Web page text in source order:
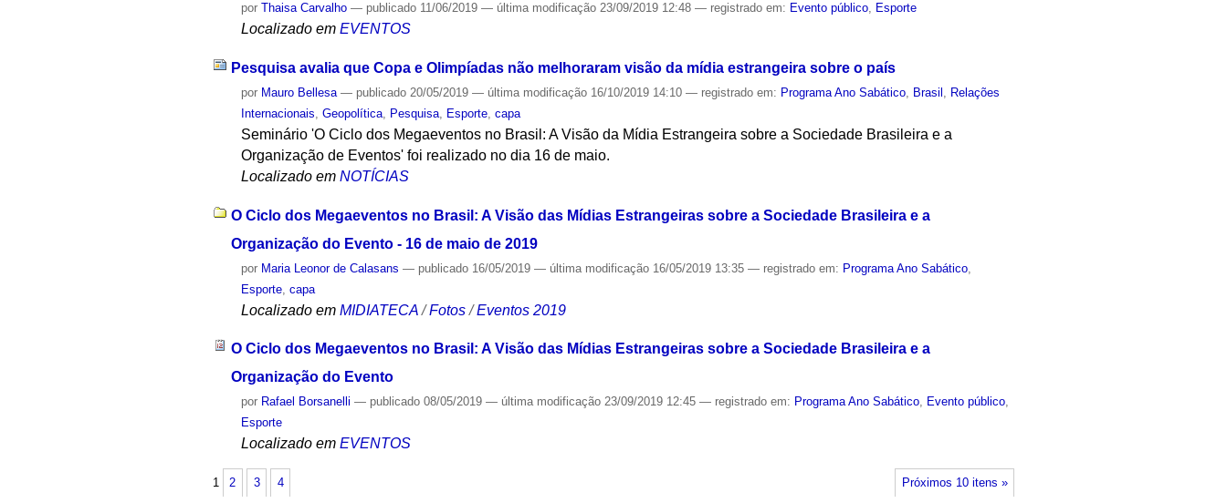
porThaisa Carvalho — publicado 11/06/2019— última modificação 23/09/2019 12:48— registrado em: Evento público, Esporte
Localizado em EVENTOS
Pesquisa avalia que Copa e Olimpíadas não melhoraram visão da mídia estrangeira sobre o país
por Mauro Bellesa — publicado 20/05/2019— última modificação 16/10/2019 14:10— registrado em: Programa Ano Sabático Brasil
Relações
Internacionais ,Geopolítica Pesquisa Esporte ,capa
Seminário 'O Ciclo dos Megaeventos no Brasil: A Visão da Mídia Estrangeira sobre a Sociedade Brasileira e a
Organização de Eventos' foi realizado no dia 16 de maio.
Localizado em NOTÍCIAS
O Ciclo dos Megaeventos no Brasil: A Visão das Mídias Estrangeiras sobre a Sociedade Brasileira e a
Organização do Evento - 16 de maio de 2019
por Maria Leonor de Calasans — publicado 16/05/2019— última modificação 16/05/2019 13:35— registrado em: Programa Ano Sabático
Esporte ,capa
Localizado em MIDIATECA /Fotos /Eventos 2019
O Ciclo dos Megaeventos no Brasil: A Visão das Mídias Estrangeiras sobre a Sociedade Brasileira e a
Organização do Evento
por Rafael Borsanelli — publicado 08/05/2019— última modificação 23/09/2019 12:45— registrado em: Programa Ano Sabático, Evento público,
Esporte
Localizado em EVENTOS
Próximos 10 itens »
1 2 3 4